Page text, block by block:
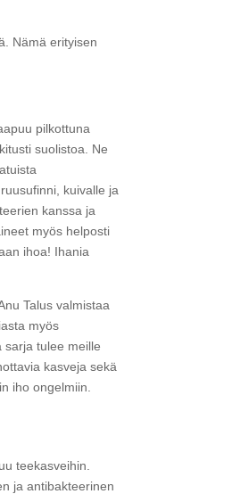
Nämä erityisen
pilkottuna
suolistoa. Ne
kuivalle ja
kanssa ja
myös helposti
ihoa! Ihania
Talus valmistaa
myös
tulee meille
kasveja sekä
iho ongelmiin.
teekasveihin.
ja antibakteerinen